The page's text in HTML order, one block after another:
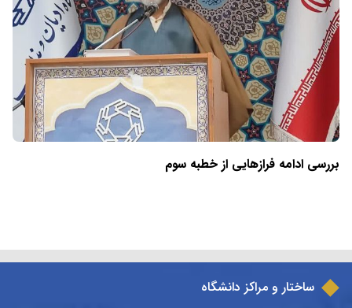
بررسی ادامه فرازهایی از خطبه سوم
ساختار و مراکز دانشگاه